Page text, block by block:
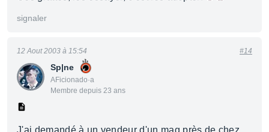
signaler
Sp|ne
AFicionado·a
Membre depuis 23 ans
12 Aout 2003 à 15:54 #14
J'ai demandé à un vendeur d'un mag près de chez